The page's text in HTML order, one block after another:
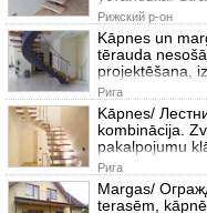
Рижский р-он
Kāpnes un
tērauda
projektēšana,
Рига
Kāpnes/
kombinācija.
pakalpojumu
Рига
Margas/
terasēm,